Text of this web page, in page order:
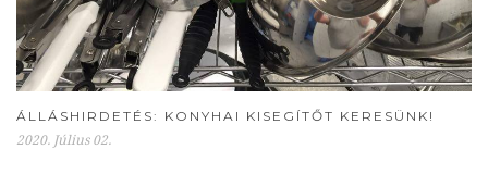
ÁLLÁSHIRDETÉS: KONYHAI KISEGÍTŐT KERESÜNK!
2020. Július 02.